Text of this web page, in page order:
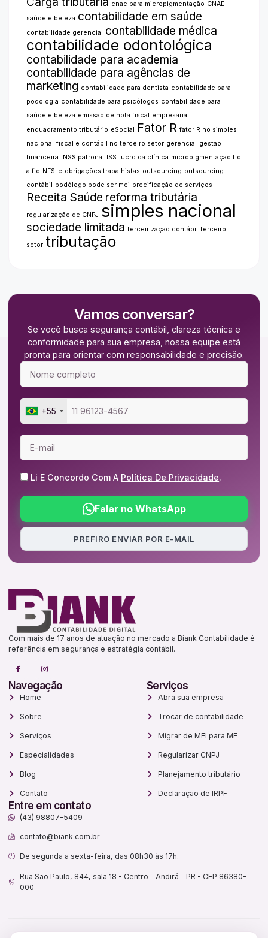
cnae para micropigmentação CNAE
saúde e beleza contabilidade em saúde
contabilidade gerencial contabilidade médica
contabilidade odontológica
contabilidade para academia
contabilidade para agências de
marketing contabilidade para dentista contabilidade para
podologia contabilidade para psicólogos contabilidade para
saúde e beleza emissão de nota fiscal
empresarial
enquadramento tributário eSocial Fator R fator R no simples
nacional fiscal e contábil no terceiro setor gerencial
gestão
financeira
INSS patronal ISS lucro da clínica micropigmentação fio
a fio NFS-e obrigações trabalhistas outsourcing outsourcing
contábil
podólogo pode ser mei precificação de serviços
Receita Saúde reforma tributária
regularização de CNPJ simples nacional
sociedade limitada terceirização contábil
terceiro
setor tributação
Vamos conversar?
Se você busca segurança contábil, clareza técnica e
conformidade para sua empresa, nossa equipe está
pronta para orientar com responsabilidade e precisão.
+55
Li E Concordo Com A Política De Privacidade.
Falar no WhatsApp
PREFIRO ENVIAR POR E-MAIL
Com mais de 17 anos de atuação no mercado a Biank Contabilidade é
referência em segurança e estratégia contábil.
Navegação
Home
Sobre
Serviços
Especialidades
Blog
Contato
Serviços
Abra sua empresa
Trocar de contabilidade
Migrar de MEI para ME
Regularizar CNPJ
Planejamento tributário
Declaração de IRPF
Entre em contato
(43) 98807-5409
contato@biank.com.br
De segunda a sexta-feira, das 08h30 às 17h.
Rua São Paulo, 844, sala 18 - Centro - Andirá - PR - CEP 86380-
000